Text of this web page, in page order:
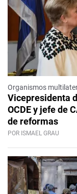
Organismos
Vicepresidenta
OCDE y jefe de
de reformas
POR ISMAEL GRAU